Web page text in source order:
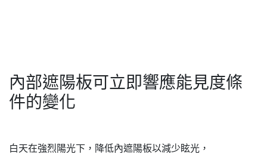
內部遮陽板可立即響應能見度條
件的變化
白天在強烈陽光下，降低內遮陽板以減少眩光，